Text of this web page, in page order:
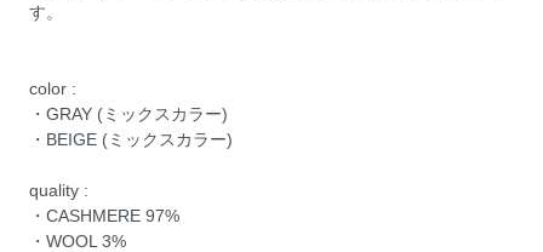
す。
color :
・GRAY (ミックスカラー)
・BEIGE (ミックスカラー)
quality :
・CASHMERE 97%
・WOOL 3%